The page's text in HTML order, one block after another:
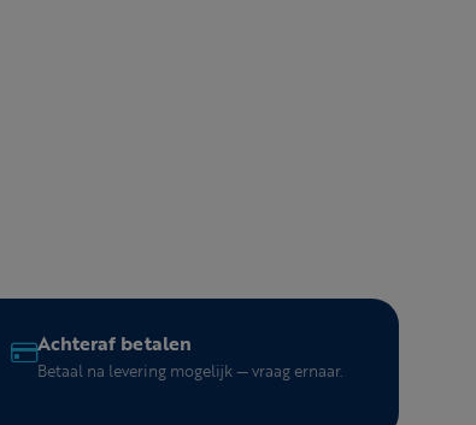
Achteraf betalen
Betaal na levering mogelijk — vraag ernaar.